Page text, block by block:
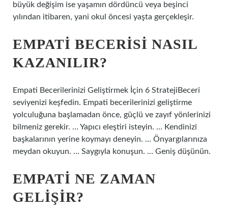
büyük değişim ise yaşamın dördüncü veya beşinci
yılından itibaren, yani okul öncesi yaşta gerçekleşir.
EMPATI BECERISI NASIL
KAZANILIR?
Empati Becerilerinizi Geliştirmek İçin 6 StratejiBeceri
seviyenizi keşfedin. Empati becerilerinizi geliştirme
yolculuğuna başlamadan önce, güçlü ve zayıf yönlerinizi
bilmeniz gerekir. … Yapıcı eleştiri isteyin. … Kendinizi
başkalarının yerine koymayı deneyin. … Önyargılarınıza
meydan okuyun. … Saygıyla konuşun. … Geniş düşünün.
EMPATI NE ZAMAN
GELIŞIR?